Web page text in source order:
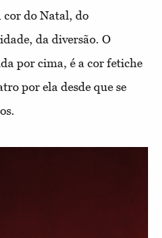
cor do Natal, do
da diversão. O
por cima, é a cor fetiche
por ela desde que se